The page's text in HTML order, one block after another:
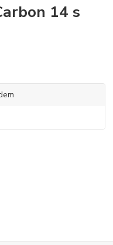
14 s